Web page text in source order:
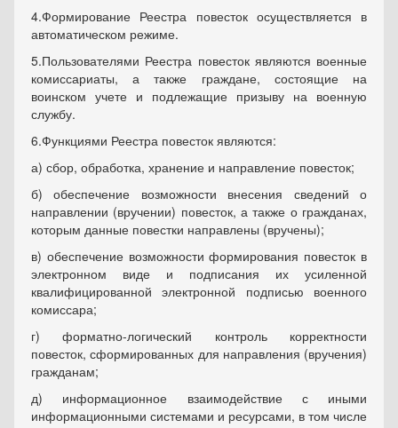
4.Формирование Реестра повесток осуществляется в
автоматическом режиме.
5.Пользователями Реестра повесток являются военные
комиссариаты, а также граждане, состоящие на
воинском учете и подлежащие призыву на военную
службу.
6.Функциями Реестра повесток являются:
а) сбор, обработка, хранение и направление повесток;
б) обеспечение возможности внесения сведений о
направлении (вручении) повесток, а также о гражданах,
которым данные повестки направлены (вручены);
в) обеспечение возможности формирования повесток в
электронном виде и подписания их усиленной
квалифицированной электронной подписью военного
комиссара;
г) форматно-логический контроль корректности
повесток, сформированных для направления (вручения)
гражданам;
д) информационное взаимодействие с иными
информационными системами и ресурсами, в том числе